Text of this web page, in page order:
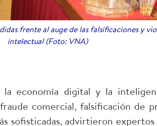
frente al auge de las falsificaciones y
intelectual (Foto: VNA)
economía digital y la
comercial, falsificación de
sofisticadas, advirtieron